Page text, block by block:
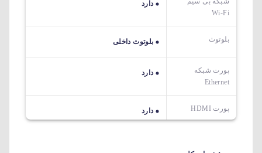
Wi-Fi
دارد
بلوتوث بلوتوث داخلی
پورت شبکه
Ethernet
دارد
پورت HDMI دارد